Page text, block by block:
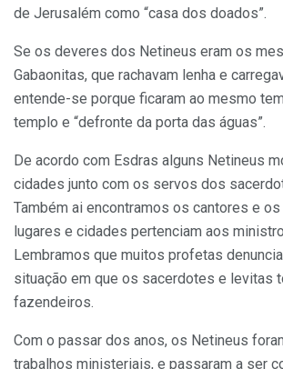
de Jerusalém como “casa dos doados”.
Se os deveres dos Netineus eram os
Gabaonitas, que rachavam lenha e
entende-se porque ficaram ao mesmo
templo e “defronte da porta das águas”.
De acordo com Esdras alguns Netineus
cidades junto com os servos dos
Também ai encontramos os cantores e
lugares e cidades pertenciam aos
Lembramos que muitos profetas
situação em que os sacerdotes e levitas
fazendeiros.
Com o passar dos anos, os Netineus
trabalhos ministeriais, e passaram a ser